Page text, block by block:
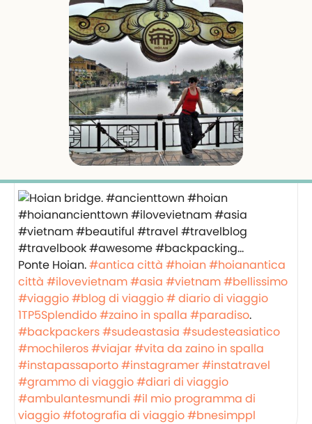
Ponte Hoian.#antica città #hoian #hoianantica
città #ilovevietnam#asia #vietnam#bellissimo
#viaggio#blog di viaggio# diario di viaggio
1TP5Splendido#zaino in spalla #paradiso.
#backpackers#sudeastasia #sudesteasiatico
#mochileros#viajar#vita da zaino in spalla
#instapassaporto#instagramer#instatravel
#grammo di viaggio#diari di viaggio
#ambulantesmundi #il mio programma di
viaggio#fotografia di viaggio#bnesimppl